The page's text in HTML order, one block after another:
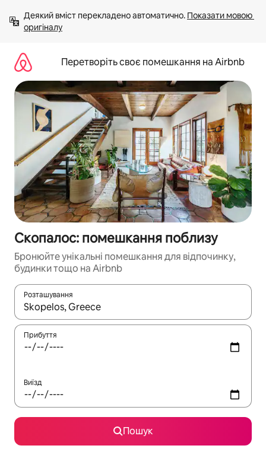
вмісту
Деякий вміст перекладено автоматично. Показати мовою
оригіналу
Перетворіть своє помешкання на Airbnb
Скопалос: помешкання поблизу
Бронюйте унікальні помешкання для відпочинку,
будинки тощо на Airbnb
Розташування
Отримавши результати пошуку, використовуйте для
Прибуття
Виїзд
Пошук